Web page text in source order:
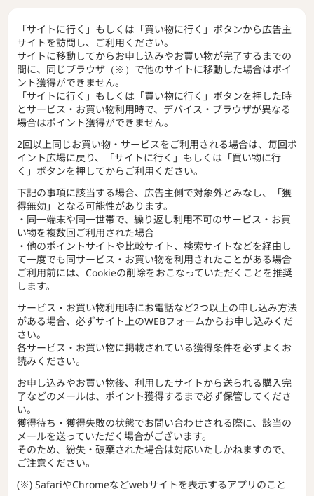
「サイトに行く」もしくは「買い物に行く」ボタンから広告主
サイトを訪問し、ご利用ください。
サイトに移動してからお申し込みやお買い物が完了するまでの
間に、同じブラウザ（※）で他のサイトに移動した場合はポイ
ント獲得ができません。
「サイトに行く」もしくは「買い物に行く」ボタンを押した時
とサービス・お買い物利用時で、デバイス・ブラウザが異なる
場合はポイント獲得ができません。
2回以上同じお買い物・サービスをご利用される場合は、毎回ポ
イント広場に戻り、「サイトに行く」もしくは「買い物に行
く」ボタンを押してからご利用ください。
下記の事項に該当する場合、広告主側で対象外とみなし、「獲
得無効」となる可能性があります。
・同一端末や同一世帯で、繰り返し利用不可のサービス・お買
い物を複数回ご利用された場合
・他のポイントサイトや比較サイト、検索サイトなどを経由し
て一度でも同サービス・お買い物を利用されたことがある場合
ご利用前には、Cookieの削除をおこなっていただくことを推奨
します。
サービス・お買い物利用時にお電話など2つ以上の申し込み方法
がある場合、必ずサイト上のWEBフォームからお申し込みくだ
さい。
各サービス・お買い物に掲載されている獲得条件を必ずよくお
読みください。
お申し込みやお買い物後、利用したサイトから送られる購入完
了などのメールは、ポイント獲得するまで必ず保管してくださ
い。
獲得待ち・獲得失敗の状態でお問い合わせされる際に、該当の
メールを送っていただく場合がございます。
そのため、紛失・破棄された場合は対応いたしかねますので、
ご注意ください。
(※) SafariやChromeなどwebサイトを表示するアプリのこと